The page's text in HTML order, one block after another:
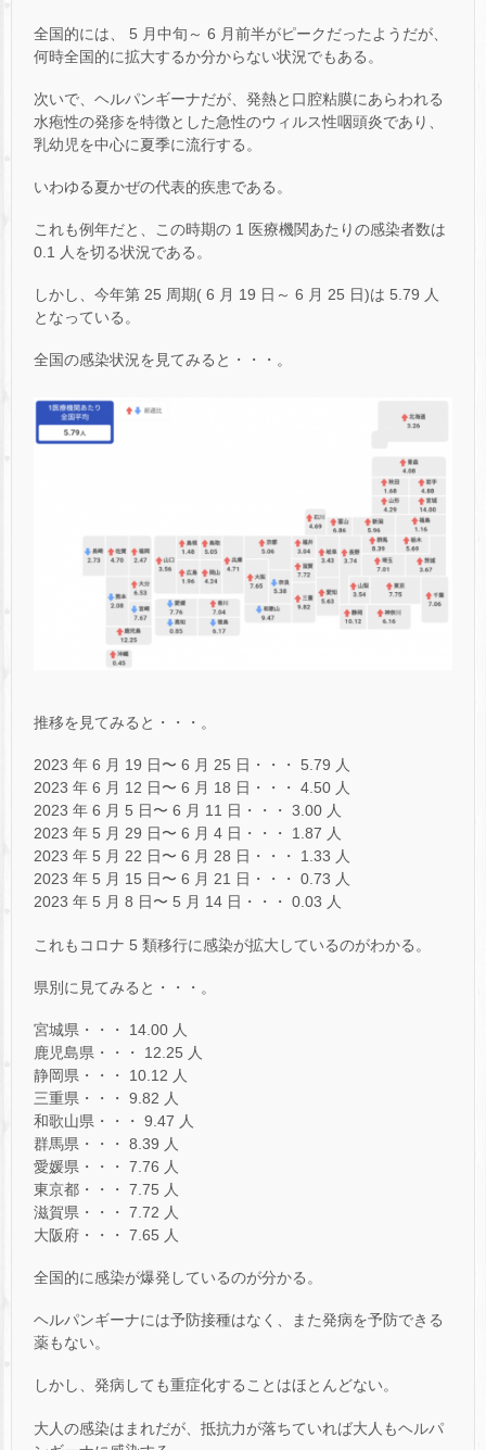
全国的には、 5 月中旬～ 6 月前半がピークだったようだが、
何時全国的に拡大するか分からない状況でもある。
次いで、ヘルパンギーナだが、発熱と口腔粘膜にあらわれる
水疱性の発疹を特徴とした急性のウィルス性咽頭炎であり、
乳幼児を中心に夏季に流行する。
いわゆる夏かぜの代表的疾患である。
これも例年だと、この時期の 1 医療機関あたりの感染者数は
0.1 人を切る状況である。
しかし、今年第 25 周期( 6 月 19 日～ 6 月 25 日)は 5.79 人
となっている。
全国の感染状況を見てみると・・・。
推移を見てみると・・・。
2023 年 6 月 19 日〜 6 月 25 日・・・ 5.79 人
2023 年 6 月 12 日〜 6 月 18 日・・・ 4.50 人
2023 年 6 月 5 日〜 6 月 11 日・・・ 3.00 人
2023 年 5 月 29 日〜 6 月 4 日・・・ 1.87 人
2023 年 5 月 22 日〜 6 月 28 日・・・ 1.33 人
2023 年 5 月 15 日〜 6 月 21 日・・・ 0.73 人
2023 年 5 月 8 日〜 5 月 14 日・・・ 0.03 人
これもコロナ 5 類移行に感染が拡大しているのがわかる。
県別に見てみると・・・。
宮城県・・・ 14.00 人
鹿児島県・・・ 12.25 人
静岡県・・・ 10.12 人
三重県・・・ 9.82 人
和歌山県・・・ 9.47 人
群馬県・・・ 8.39 人
愛媛県・・・ 7.76 人
東京都・・・ 7.75 人
滋賀県・・・ 7.72 人
大阪府・・・ 7.65 人
全国的に感染が爆発しているのが分かる。
ヘルパンギーナには予防接種はなく、また発病を予防できる
薬もない。
しかし、発病しても重症化することはほとんどない。
大人の感染はまれだが、抵抗力が落ちていれば大人もヘルパ